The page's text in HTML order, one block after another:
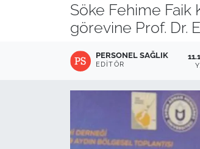
Söke Fehime Faik
görevine Prof. Dr.
PERSONEL SAĞLIK
EDITÖR
Sendika
Sağlık Personeli Alımı
Tüm Manşetler
Son Dakika Haberleri
Haber Arşivi